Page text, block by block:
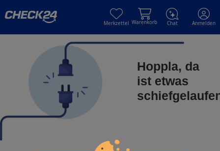
Merkzettel Warenkorb Chat Anmelden
Hoppla, da
ist etwas